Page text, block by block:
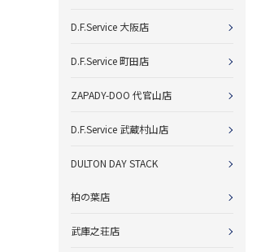
D.F.Service 大阪店
D.F.Service 町田店
ZAPADY-DOO 代官山店
D.F.Service 武蔵村山店
DULTON DAY STACK
柏の葉店
武庫之荘店